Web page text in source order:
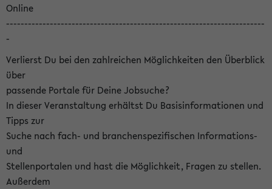
Online
-----------------------------------------------------------------------
-
Verlierst Du bei den zahlreichen Möglichkeiten den Überblick
über
passende Portale für Deine Jobsuche?
In dieser Veranstaltung erhältst Du Basisinformationen und
Tipps zur
Suche nach fach- und branchenspezifischen Informations-
und
Stellenportalen und hast die Möglichkeit, Fragen zu stellen.
Außerdem